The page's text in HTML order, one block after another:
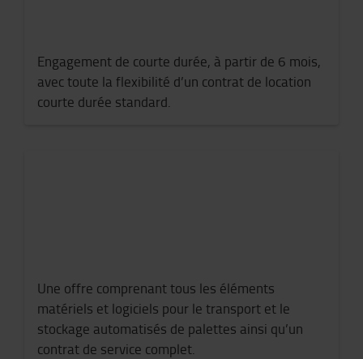
Engagement de courte durée, à partir de 6 mois,
avectoute la flexibilité d’un contrat de location
courte durée standard.
Une offre comprenant tous les éléments
matériels et logiciels pour le transport et le
stockage automatisés de palettes ainsi qu’un
contrat de service complet.